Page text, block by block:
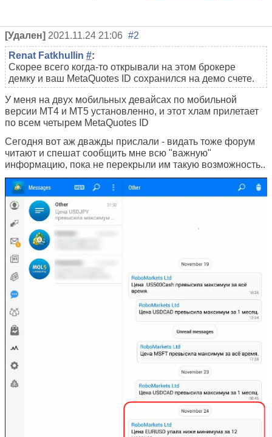
[Удален] 2021.11.24 21:06 #2
Renat Fatkhullin #:
Скорее всего когда-то открывали на этом брокере
демку и ваш MetaQuotes ID сохранился на демо счете.
У меня на двух мобильных девайсах по мобильной
версии МТ4 и МТ5 установленно, и этот хлам прилетает
по всем четырем MetaQuotes ID
Сегодня вот аж дважды прислали - видать тоже форум
читают и спешат сообщить мне всю "важную"
информацию, пока не перекрыли им такую возможность..